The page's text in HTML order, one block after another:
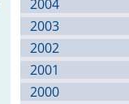
2004
2003
2002
2001
2000